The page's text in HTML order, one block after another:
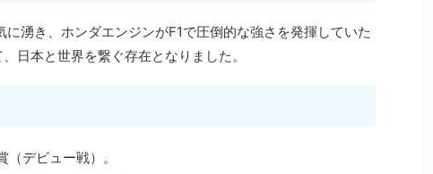
湧き、ホンダエンジンがF1で圧倒的な強さを発揮していた
日本と世界を繋ぐ存在となりました。
デビュー戦）。